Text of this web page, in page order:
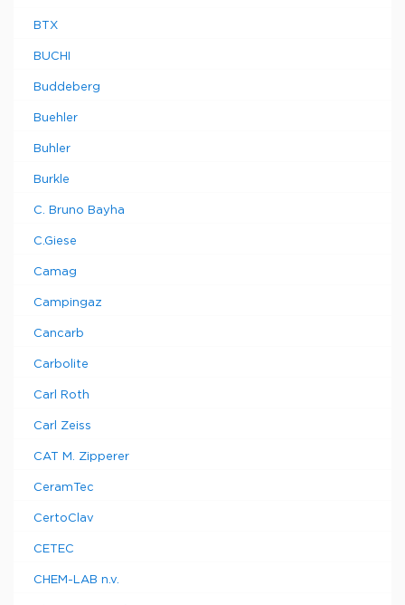
BTX
BUCHI
Buddeberg
Buehler
Buhler
Burkle
C. Bruno Bayha
C.Giese
Camag
Campingaz
Cancarb
Carbolite
Carl Roth
Carl Zeiss
CAT M. Zipperer
CeramTec
CertoClav
CETEC
CHEM-LAB n.v.